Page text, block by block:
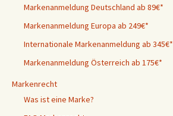
Markenanmeldung Deutschland ab 89€*
Markenanmeldung Europa ab 249€*
Internationale Markenanmeldung ab 345€*
Markenanmeldung Österreich ab 175€*
Markenrecht
Was ist eine Marke?